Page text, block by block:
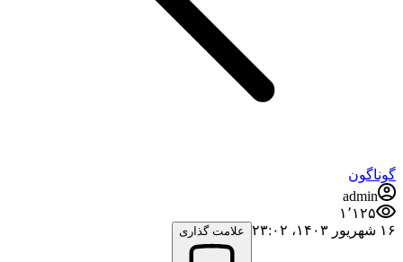
گوناگون
admin
۱٬۱۲۵
۱۶ شهریور ۱۴۰۳،‏ ۲۳:۰۲
علامت گذاری